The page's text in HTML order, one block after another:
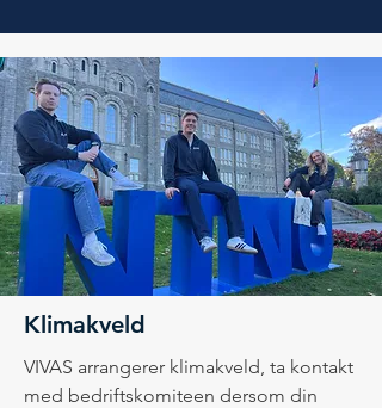
Klimakveld
VIVAS arrangerer klimakveld, ta kontakt
med bedriftskomiteen dersom din